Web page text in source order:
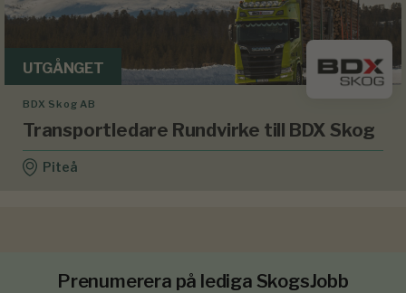
UTGÅNGET
BDX Skog AB
Transportledare Rundvirke till BDX Skog
Piteå
Prenumerera på lediga SkogsJobb